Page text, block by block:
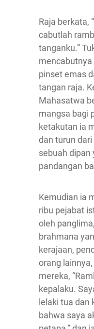
Raja berkata,
cabutlah
tanganku.”
pinset emas
tangan raja.
Mahasatwa
mangsa bagi
ketakutan ia
dan turun
sebuah dipan
pandangan
Kemudian ia
ribu pejabat
oleh
brahmana
kerajaan,
orang
mereka,
kepalaku.
lelaki tua dan
bahwa saya